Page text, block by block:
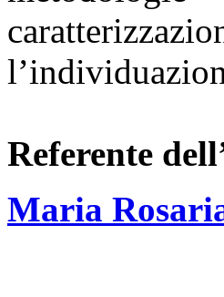
Referente
Maria